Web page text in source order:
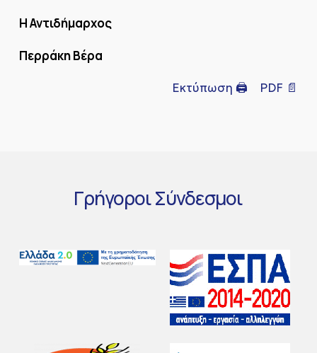
Η Αντιδήμαρχος
Περράκη Βέρα
Εκτύπωση 🖨 PDF 📄
ΓρήγοροιΣύνδεσμοι